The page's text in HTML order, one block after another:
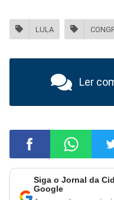
LULA
Ler
Compartilhar
Siga o Jornal da
Google